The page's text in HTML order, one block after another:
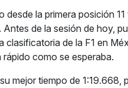
desde la primera posición
Antes de la sesión de hoy,
clasificatoria de la F1 en
como se esperaba.
mejor tiempo de